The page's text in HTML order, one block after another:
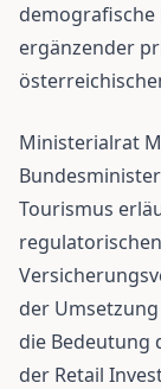
demografische
ergänzender
Ministerialrat
Tourismus
der
die Bedeutung
der Retail